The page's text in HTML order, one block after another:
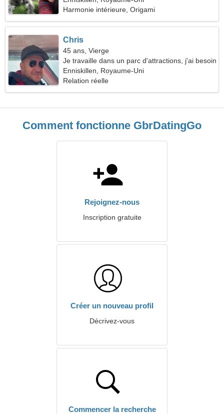
Harmonie intérieure, Origami
Chris
45 ans, Vierge
Je travaille dans un parc d'attractions, j'ai besoin
d'une femme enjouée
Enniskillen, Royaume-Uni
Relation réelle
Comment fonctionne GbrDatingGo
Rejoignez-nous
Inscription gratuite
Créer un nouveau profil
Décrivez-vous
Commencer la recherche